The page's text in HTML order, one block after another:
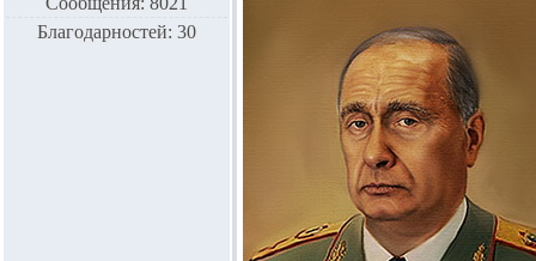
Благодарностей: 30